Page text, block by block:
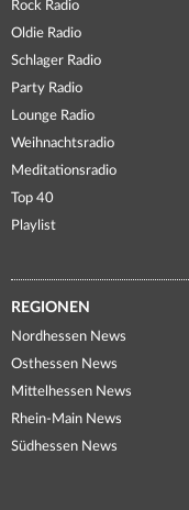
Rock Radio
Oldie Radio
Schlager Radio
Party Radio
Lounge Radio
Weihnachtsradio
Meditationsradio
Top 40
Playlist
REGIONEN
Nordhessen News
Osthessen News
Mittelhessen News
Rhein-Main News
Südhessen News